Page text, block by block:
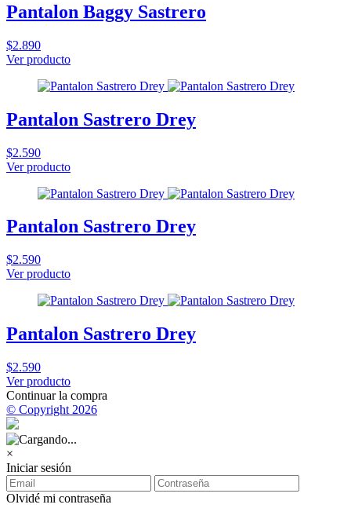
Pantalon Baggy Sastrero
$2.890
Ver producto
Pantalon Sastrero Drey
$2.590
Ver producto
Pantalon Sastrero Drey
$2.590
Ver producto
Pantalon Sastrero Drey
$2.590
Ver producto
Continuar la compra
© Copyright 2026
×
Iniciar sesión
Olvidé mi contraseña